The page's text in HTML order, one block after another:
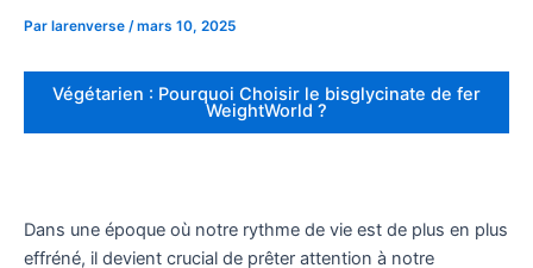
Par larenverse /mars 10, 2025
Végétarien : Pourquoi Choisir le bisglycinate de fer
WeightWorld ?
Dans une époque où notre rythme de vie est de plus en plus
effréné, il devient crucial de prêter attention à notre